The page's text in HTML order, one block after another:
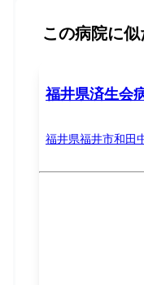
この病院に似
福井県済生会
福井県福井市和田